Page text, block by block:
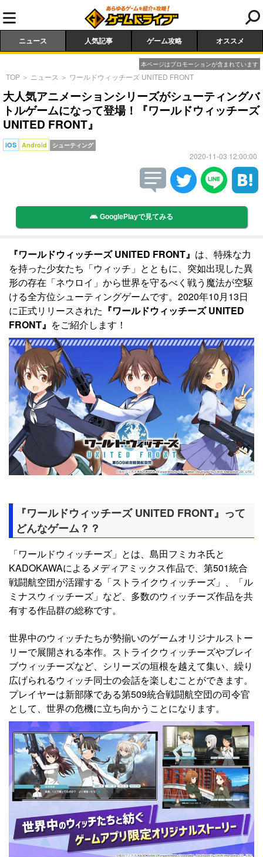
ニュース 人気記事 ゲーム攻略 オススメ
本ページはプロモーションが含まれています
TOP ＞ ニュース ＞ ワールドウィッチーズ UNITED FRONT
大人気アニメーションシリーズがシューティングバ
トルゲームになって登場！『ワールドウィッチーズ
UNITED FRONT』
iOS Android シューティング
2020-11-03 12:00:00
GooglePlayで見てみる
『ワールドウィッチーズ UNITED FRONT』 は、特殊な力
を持った少女たち「ウィッチ」とともに、突如出現した異
形の存在「ネウロイ」から世界を守るべく戦う魔法が空駆
ける全方位シューティングゲームです。2020年10月13日
に正式リリースされた 『ワールドウィッチーズ UNITED
FRONT』 をご紹介します！
『ワールドウィッチーズ UNITED FRONT』って
どんなゲーム？？
「ワールドウィッチーズ」とは、島田フミカネ氏と
KADOKAWAによるメディアミックス作品で、第501統合
戦闘航空団が活躍する「ストライクウィッチーズ」、「ル
ミナスウィッチーズ」など、多数のウィッチーズ作品を共
有する作品群の総称です。
世界中のウィッチたちが勢揃いのゲームオリジナルストー
リーで展開される本作。ストライクウィッチーズやブレイ
ブウィッチーズなど、シリーズの垣根を越えて集い、繰り
広げられるウィッチ同士の会話を楽しむことができます。
プレイヤーは新部隊である第509統合戦闘航空団の司令官
として、世界の危機に立ち向かうことになります。